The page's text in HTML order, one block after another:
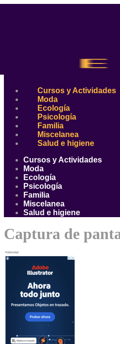
Cursos y Actividades
Moda
Ecología
Psicología
Familia
Miscelanea
Salud e higiene
Cursos y Actividades
Moda
Ecología
Psicología
Familia
Miscelanea
Salud e higiene
Captura de